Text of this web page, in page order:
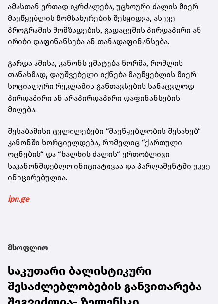
ამასთან ერთად იკრძალება, უცხოური ძალის მიერ
მაუწყებლის მომსახურების შესყიდვა, ასევე
პროგრამის მომზადების, გადაცემის პირდაპირი ან
ირიბი დაფინანსება ან თანადაფინანსება.
გარდა ამისა, კანონს ემატება ნორმა, რომლის
თანახმად, დაუშვებელი იქნება მაუწყებლის მიერ
სოციალური რეკლამის განთავსების სანაცვლოდ
პირდაპირი ან არაპირდაპირი დაფინანსების
მიღება.
შესაბამისი ცვლილებები “მაუწყებლობის შესახებ“
კანონში ხორციელდება, რომელიც “ქართული
ოცნების“ და “ხალხის ძალის“ ერთობლივი
საკანონმდებლო ინიციატივაა და პარლამენტში უკვე
ინიცირებულია.
ipn.ge
მსოფლიო
საკუთარი ბალისტიკური
შესაძლებლობების განვითარება